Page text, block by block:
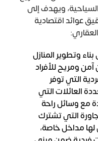
ويهدف إلى
عوائد اقتصادية
وتطوير المنازل
ومريح للأفراد
التي توفر
العائلات التي
مع وسائل راحة
التي تشترك
مداخل خاصة،